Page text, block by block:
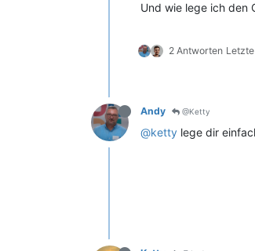
Und wie lege ich den
2 Antworten
Andy @Ketty
@ketty lege dir